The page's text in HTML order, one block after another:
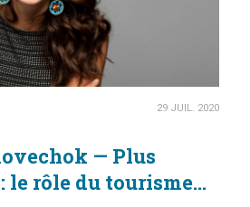
29 JUIL. 2020
— Plus
le rôle du tourisme